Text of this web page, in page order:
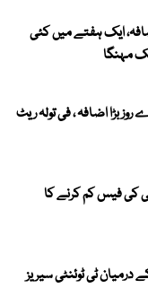
ایک ہفتے میں کئی
بڑا اضافہ ، فی تولہ ریٹ
کی فیس کم کرنے کا
کے درمیان ٹی ٹوئنٹی سیریز